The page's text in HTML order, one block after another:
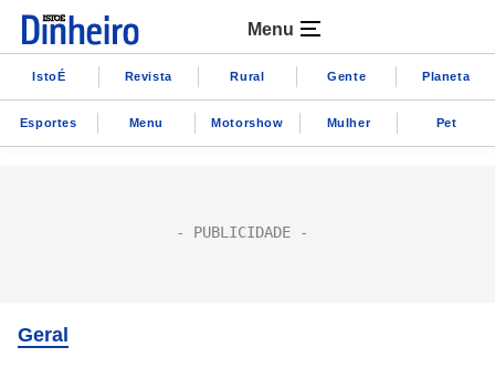
Menu
IstoÉ Revista Rural Gente Planeta
Esportes Menu Motorshow Mulher Pet
Geral